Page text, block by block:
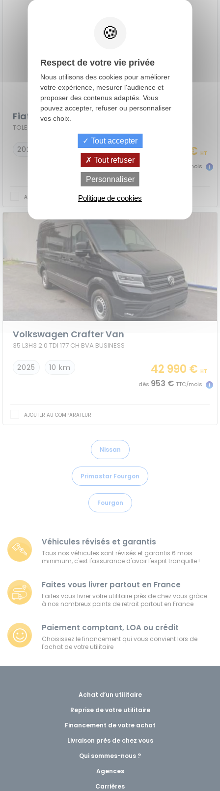
de
votreLe crédit
classique
Fiat Ducato Fourgon
TOLE 3.0 M H2 H3-POWER 120 BUSINESS
2023 36917 km 17 990 € HT
dès TTC/mois
AJOUTER AU COMPARATEUR
Volkswagen Crafter Van
35 L3H3 2.0 TDI 177 CH BVA BUSINESS
2025 10 km 42 990 € HT
dès 953 € TTC/mois
AJOUTER AU COMPARATEUR
Nissan
Primastar Fourgon
Fourgon
Véhicules révisés et garantis
Tous nos véhicules sont révisés et garantis 6 mois
minimum, c'est l'assurance d'avoir l'esprit tranquille !
Faites vous livrer partout en France
Faites vous livrer votre utilitaire près de chez vous grâce
à nos nombreux points de retrait partout en France
Paiement comptant, LOA ou crédit
Choisissez le financement qui vous convient lors de
l'achat de votre utilitaire
Achat d’un utilitaire
Reprise de votre utilitaire
Financement de votre achat
Livraison près de chez vous
Qui sommes-nous ?
Agences
Carrières
Respect de votre vie privée
Nous utilisons des cookies pour améliorer
votre expérience, mesurer l'audience et
proposer des contenus adaptés. Vous
pouvez accepter, refuser ou personnaliser
vos choix.
Tout accepter
Tout refuser
Personnaliser
Politique de cookies